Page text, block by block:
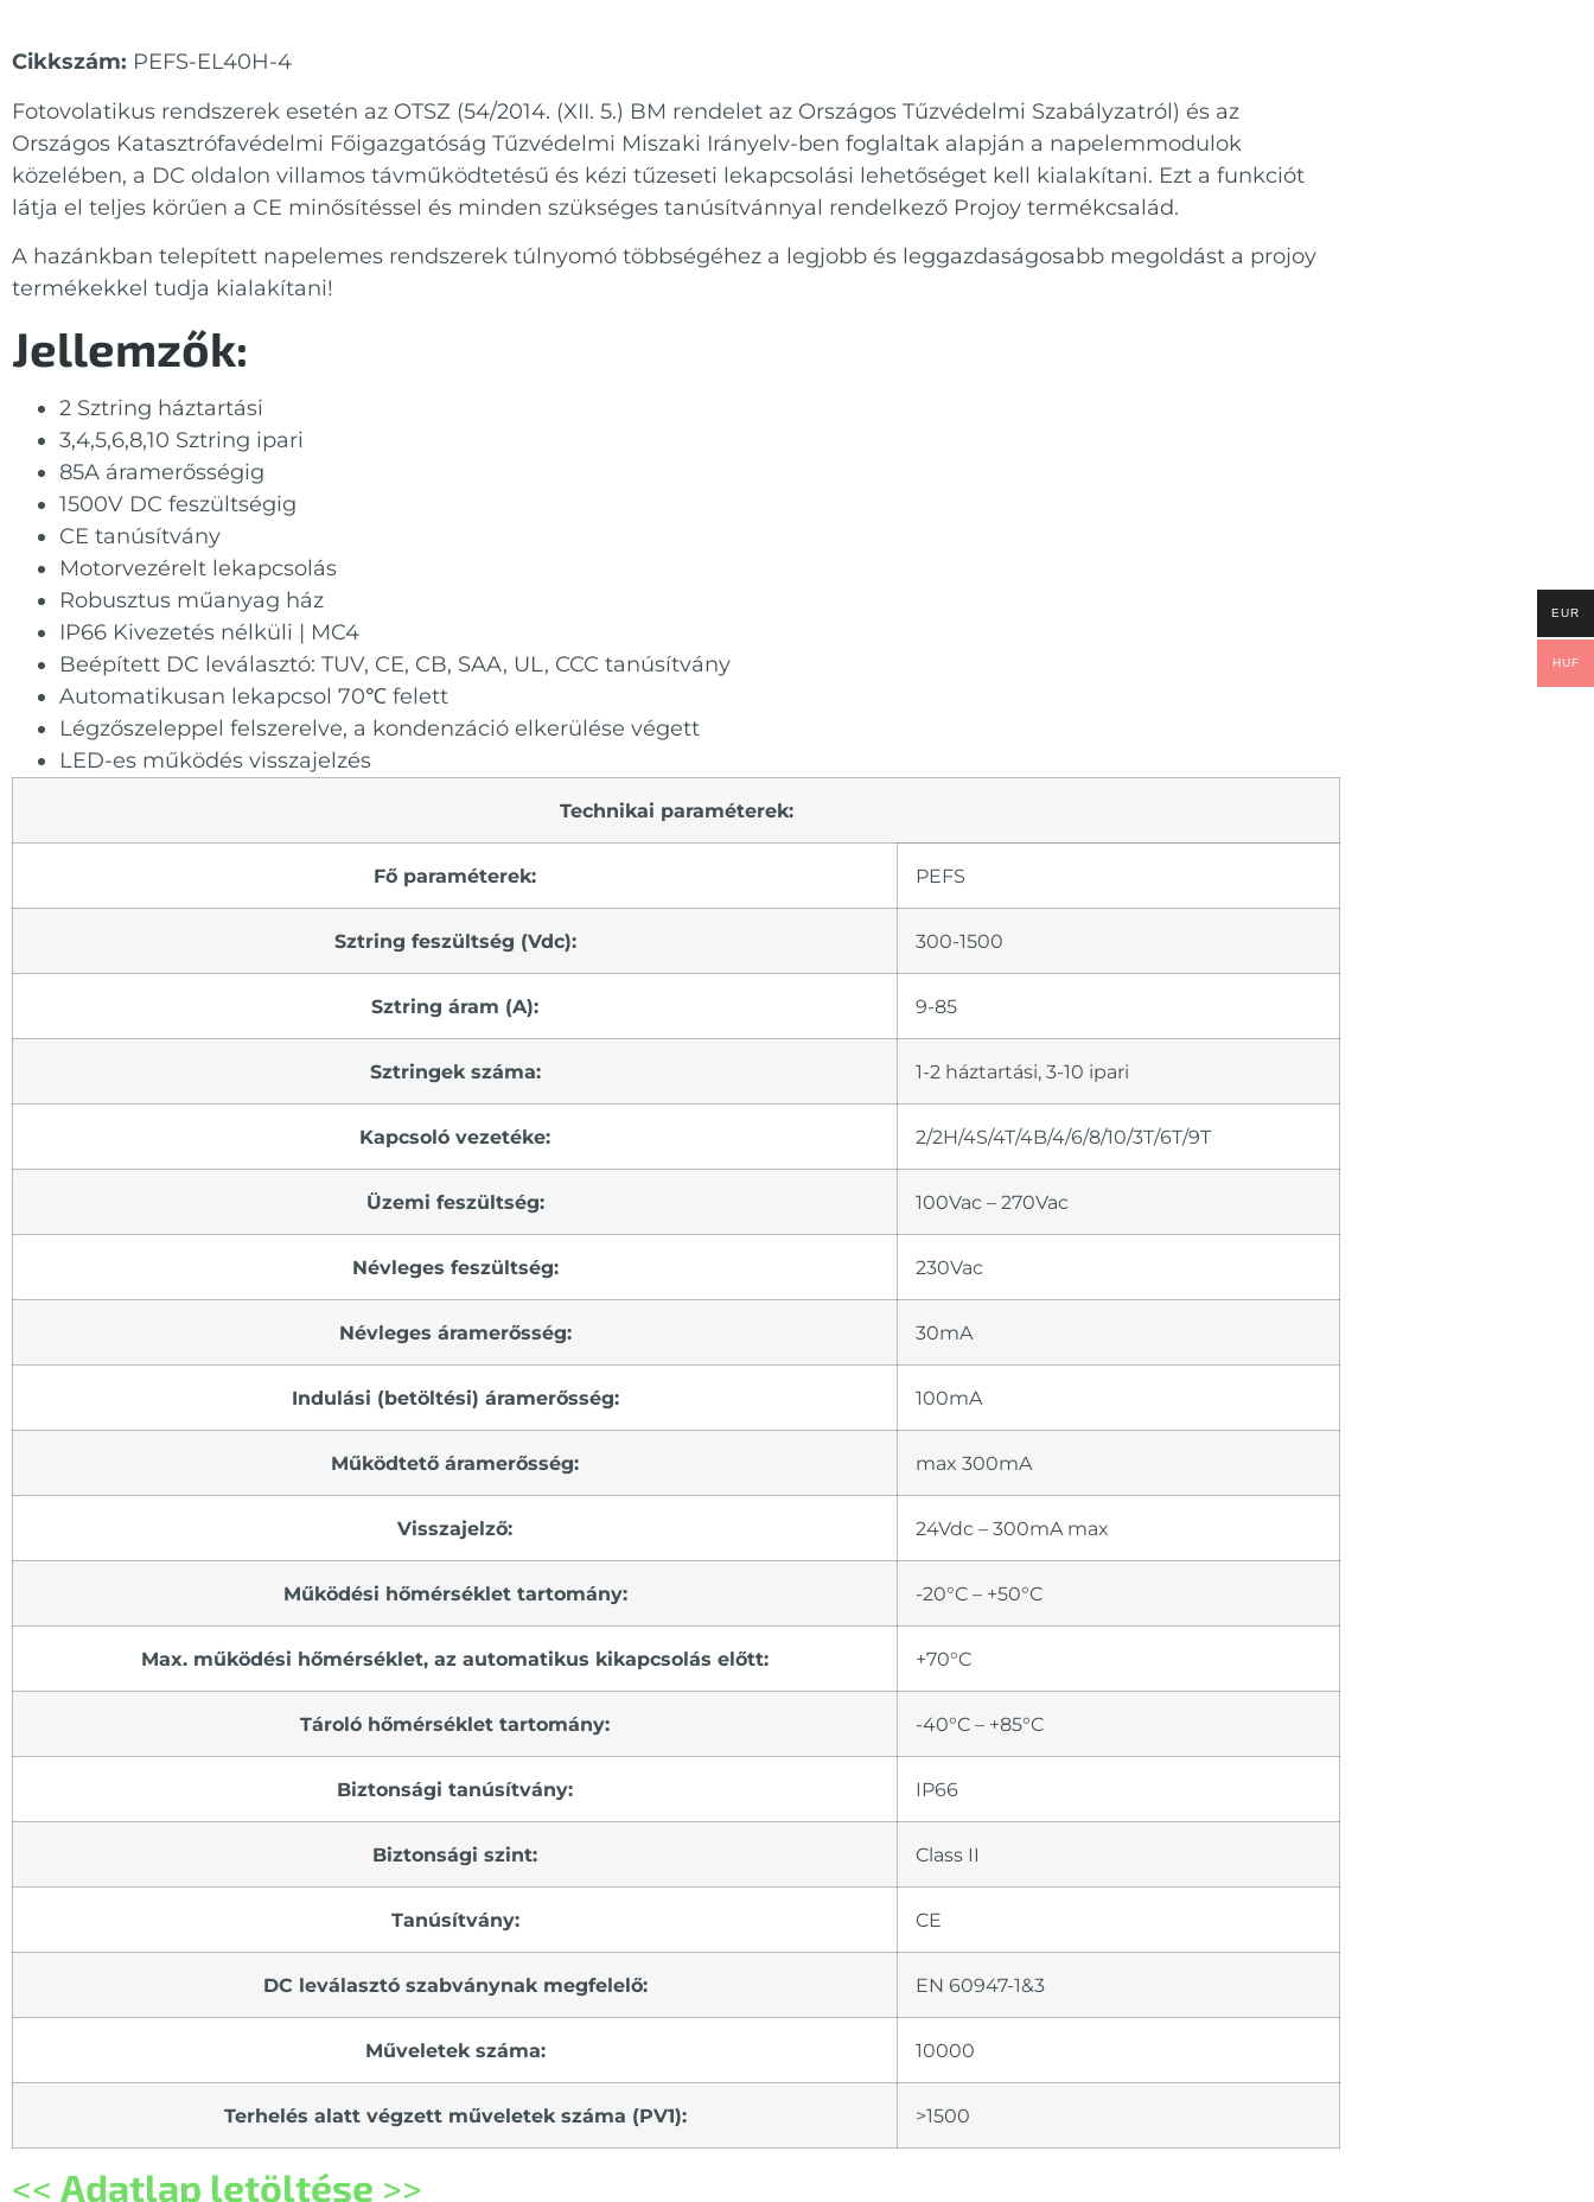
Cikkszám: PEFS-EL40H-4
Fotovolatikus rendszerek esetén az OTSZ (54/2014. (XII. 5.) BM rendelet az Országos Tűzvédelmi Szabályzatról) és az
Országos Katasztrófavédelmi Főigazgatóság Tűzvédelmi Miszaki Irányelv-ben foglaltak alapján a napelemmodulok
közelében, a DC oldalon villamos távműködtetésű és kézi tűzeseti lekapcsolási lehetőséget kell kialakítani. Ezt a funkciót
látja el teljes körűen a CE minősítéssel és minden szükséges tanúsítvánnyal rendelkező Projoy termékcsalád.
A hazánkban telepített napelemes rendszerek túlnyomó többségéhez a legjobb és leggazdaságosabb megoldást a projoy
termékekkel tudja kialakítani!
Jellemzők:
2 Sztring háztartási
3,4,5,6,8,10 Sztring ipari
85A áramerősségig
1500V DC feszültségig
CE tanúsítvány
Motorvezérelt lekapcsolás
Robusztus műanyag ház
IP66 Kivezetés nélküli | MC4
Beépített DC leválasztó: TUV, CE, CB, SAA, UL, CCC tanúsítvány
Automatikusan lekapcsol 70℃ felett
Légzőszeleppel felszerelve, a kondenzáció elkerülése végett
LED-es működés visszajelzés
Technikai paraméterek:
Fő paraméterek: PEFS
Sztring feszültség (Vdc): 300-1500
Sztring áram (A): 9-85
Sztringek száma: 1-2 háztartási, 3-10 ipari
Kapcsoló vezetéke: 2/2H/4S/4T/4B/4/6/8/10/3T/6T/9T
Üzemi feszültség: 100Vac – 270Vac
Névleges feszültség: 230Vac
Névleges áramerősség: 30mA
Indulási (betöltési) áramerősség: 100mA
Működtető áramerősség: max 300mA
Visszajelző: 24Vdc – 300mA max
Működési hőmérséklet tartomány: -20°C – +50°C
Max. működési hőmérséklet, az automatikus kikapcsolás előtt: +70°C
Tároló hőmérséklet tartomány: -40°C – +85°C
Biztonsági tanúsítvány: IP66
Biztonsági szint: Class II
Tanúsítvány: CE
DC leválasztó szabványnak megfelelő: EN 60947-1&3
Műveletek száma: 10000
Terhelés alatt végzett műveletek száma (PV1): >1500
<< Adatlap letöltése >>
EUR
HUF